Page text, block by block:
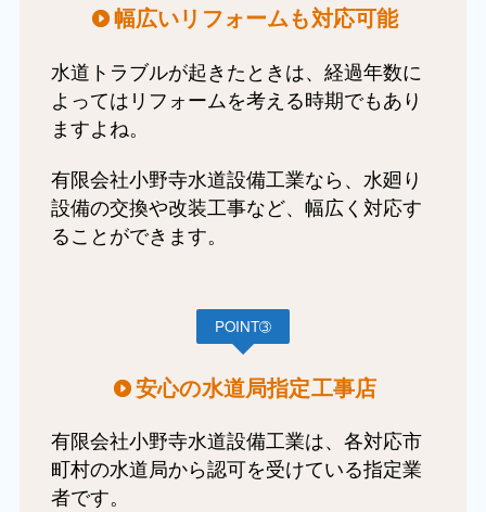
幅広いリフォームも対応可能
水道トラブルが起きたときは、経過年数に
よってはリフォームを考える時期でもあり
ますよね。
有限会社小野寺水道設備工業なら、水廻り
設備の交換や改装工事など、幅広く対応す
ることができます。
POINT➂
安心の水道局指定工事店
有限会社小野寺水道設備工業は、各対応市
町村の水道局から認可を受けている指定業
者です。